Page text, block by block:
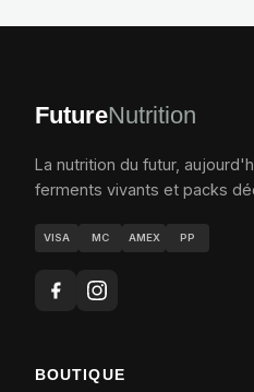
FutureNutrition
La nutrition du futur,
ferments vivants et packs
VISA MC AMEX PP
BOUTIQUE